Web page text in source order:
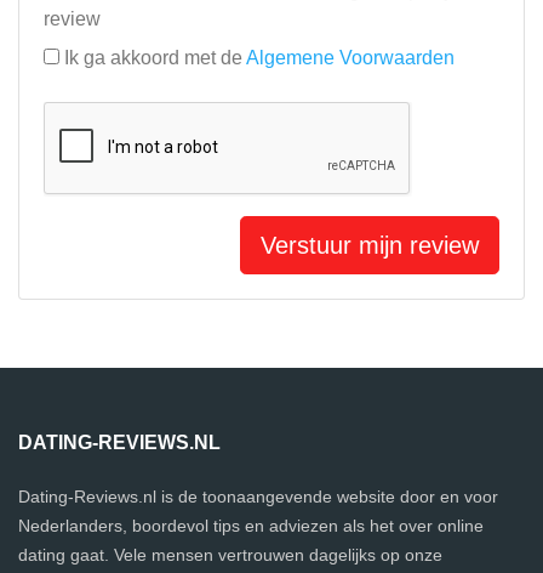
review
Ik ga akkoord met de Algemene Voorwaarden
Verstuur mijn review
DATING-REVIEWS.NL
Dating-Reviews.nl is de toonaangevende website door en voor
Nederlanders, boordevol tips en adviezen als het over online
dating gaat. Vele mensen vertrouwen dagelijks op onze